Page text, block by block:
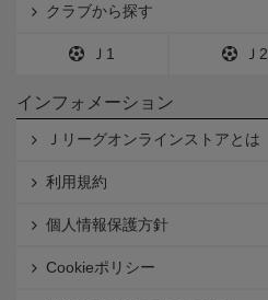
クラブから探す
Ｊ1 Ｊ2
インフォメーション
Ｊリーグオンラインストアとは
利用規約
個人情報保護方針
Cookieポリシー